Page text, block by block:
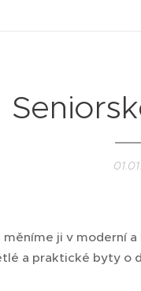
ji v moderní
a praktické byty o